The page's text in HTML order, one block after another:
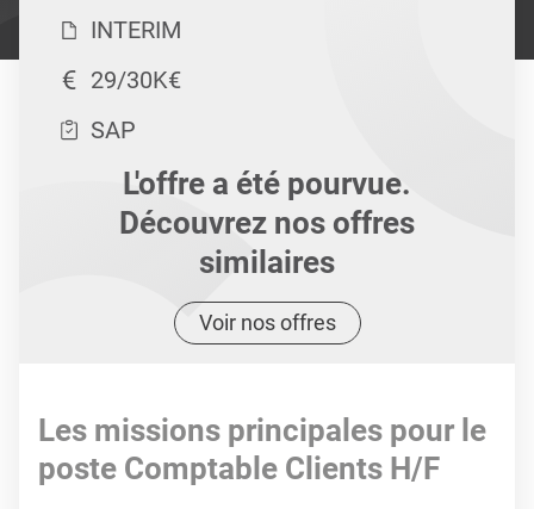
INTERIM
29/30K€
SAP
L'offre a été pourvue.
Découvrez nos offres
similaires
Voir nos offres
Les missions principales pour le
poste Comptable Clients H/F